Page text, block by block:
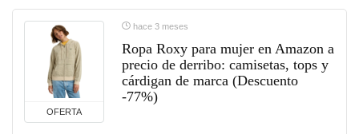
OFERTA
hace 3 meses
Ropa Roxy para mujer en Amazon a
precio de derribo: camisetas, tops y
cárdigan de marca (Descuento
-77%)